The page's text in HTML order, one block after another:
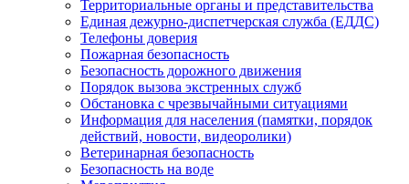
Территориальные органы и представительства
Единая дежурно-диспетчерская служба (ЕДДС)
Телефоны доверия
Пожарная безопасность
Безопасность дорожного движения
Порядок вызова экстренных служб
Обстановка с чрезвычайными ситуациями
Информация для населения (памятки, порядок
действий, новости, видеоролики)
Ветеринарная безопасность
Безопасность на воде